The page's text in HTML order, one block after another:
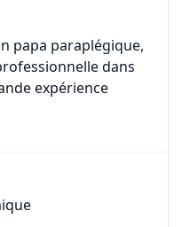
papa paraplégique,
dans
expérience